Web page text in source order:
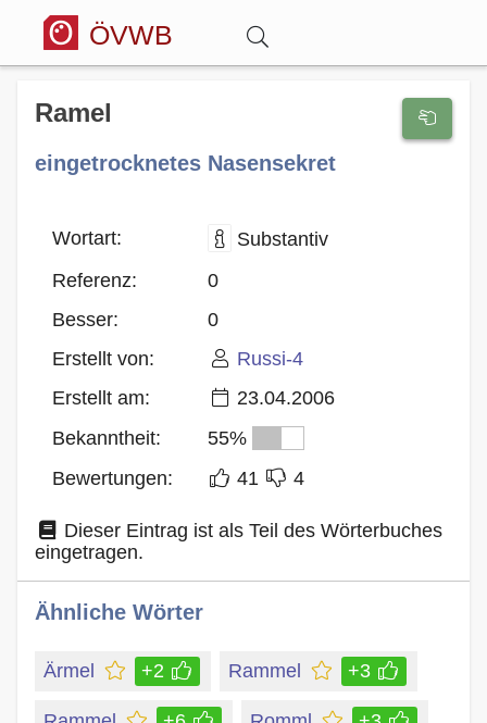
ÖVWB
Anmelden
Wörterbuch
Hitparade
Blog
Ramel
eingetrocknetes Nasensekret
Wortart:
Substantiv
Referenz:
0
Besser:
0
Erstellt von:
Russi-4
Erstellt am:
23.04.2006
Bekanntheit:
55%
Bewertungen:
41 4
Dieser Eintrag ist als Teil des Wörterbuches
eingetragen.
Ähnliche Wörter
Ärmel +2 Rammel +3